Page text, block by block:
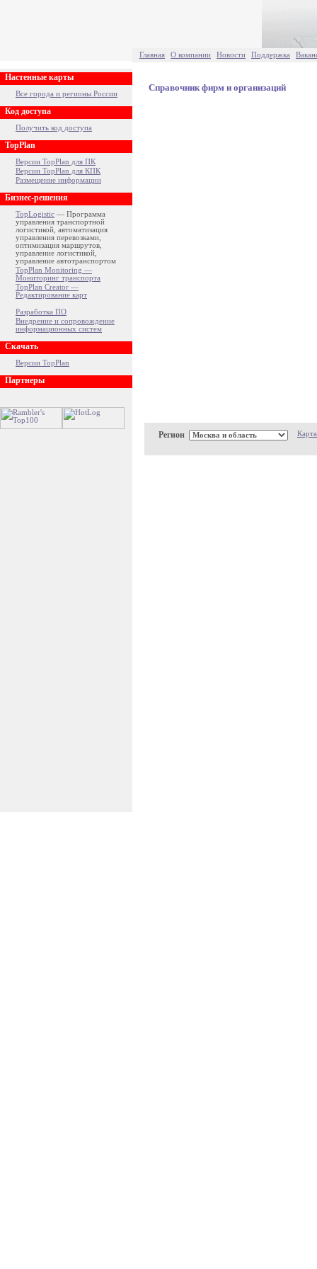
Главная О компании Новости Поддержка
Настенные карты
Все города и регионы России
Код доступа
Получить код доступа
TopPlan
Версии TopPlan для ПК
Версии TopPlan для КПК
Размещение информации
Бизнес-решения
TopLogistic — Программа
управления транспортной
логистикой, автоматизация
управления перевозками,
оптимизация маршрутов,
управление логистикой,
управление автотранспортом
TopPlan Monitoring —
Мониторинг транспорта
TopPlan Creator —
Редактирование карт
Разработка ПО
Внедрение и сопровождение
информационных систем
Скачать
Версии TopPlan
Партнеры
Справочник фирм и организаций
Регион Карта